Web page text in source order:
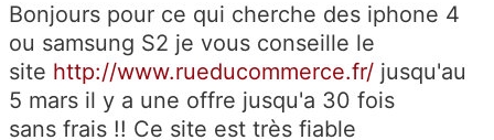
Bonjours pour ce qui cherche des iphone 4
ou samsung S2 je vous conseille le
site http://www.rueducommerce.fr/ jusqu'au
5 mars il y a une offre jusqu'a 30 fois
sans frais !! Ce site est très fiable